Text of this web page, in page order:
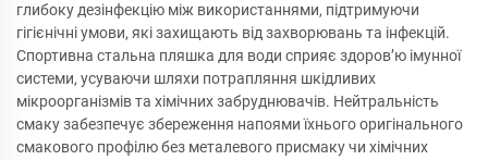
глибоку дезінфекцію між використаннями, підтримуючи
гігієнічні умови, які захищають від захворювань та інфекцій.
Спортивна стальна пляшка для води сприяє здоров’ю імунної
системи, усуваючи шляхи потрапляння шкідливих
мікроорганізмів та хімічних забруднювачів. Нейтральність
смаку забезпечує збереження напоями їхнього оригінального
смакового профілю без металевого присмаку чи хімічних